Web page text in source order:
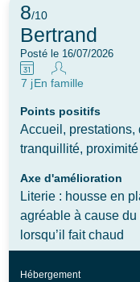
8/10
Bertrand
Posté le 16/07/2026
7 jEn famille
Points positifs
Accueil, prestations,
tranquillité,
Axe d'amélioration
Literie : housse en
agréable à cause
lorsqu’il fait chaud
Hébergement